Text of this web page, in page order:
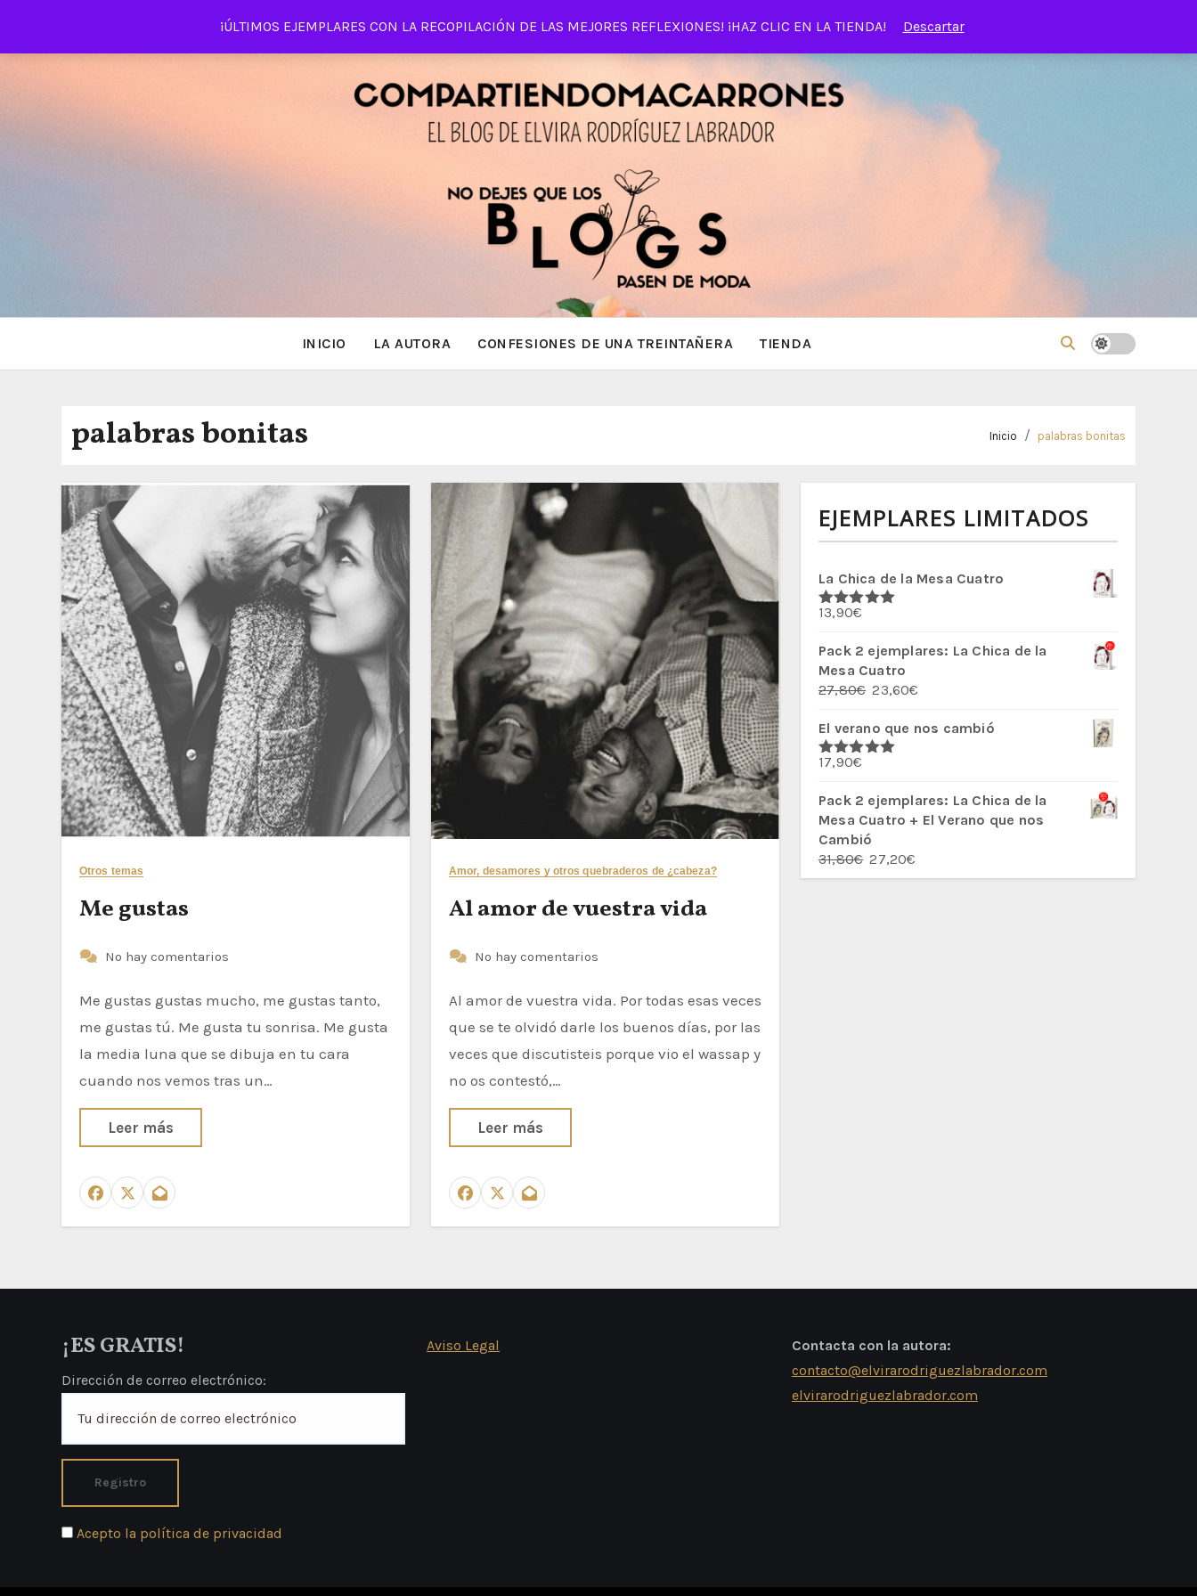
¡ÚLTIMOS EJEMPLARES CON LA RECOPILACIÓN DE LAS MEJORES REFLEXIONES! ¡HAZ CLIC EN LA TIENDA! Descartar
INICIO LA AUTORA CONFESIONES DE UNA TREINTAÑERA TIENDA
palabras bonitas Inicio palabras bonitas
Otros temas
Me gustas
No hay comentarios
Me gustas gustas mucho, me gustas tanto,
me gustas tú. Me gusta tu sonrisa. Me gusta
la media luna que se dibuja en tu cara
cuando nos vemos tras un…
Leer más
Amor, desamores y otros quebraderos de ¿cabeza?
Al amor de vuestra vida
No hay comentarios
Al amor de vuestra vida. Por todas esas veces
que se te olvidó darle los buenos días, por las
veces que discutisteis porque vio el wassap y
no os contestó,…
Leer más
EJEMPLARES LIMITADOS
La Chica de la Mesa Cuatro
Valorado
5
13,90€
Pack 2 ejemplares: La Chica de la
Mesa Cuatro
27,80€ El
original
era:
23,60€
actual
El verano que nos cambió
Valorado
5
17,90€
Pack 2 ejemplares: La Chica de la
Mesa Cuatro + El Verano que nos
Cambió
31,80€ El
precio
27,20€
precio
¡ES GRATIS!
Dirección de correo electrónico:
Acepto la política de privacidad
Aviso Legal
Contacta con la autora:
contacto@elvirarodriguezlabrador.com
elvirarodriguezlabrador.com